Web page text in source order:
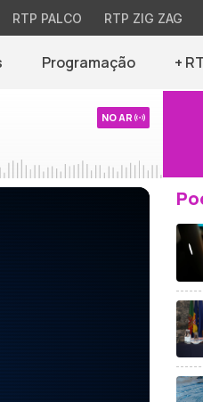
RTP PALCO RTP ZIG ZAG
Programação +
NO AR